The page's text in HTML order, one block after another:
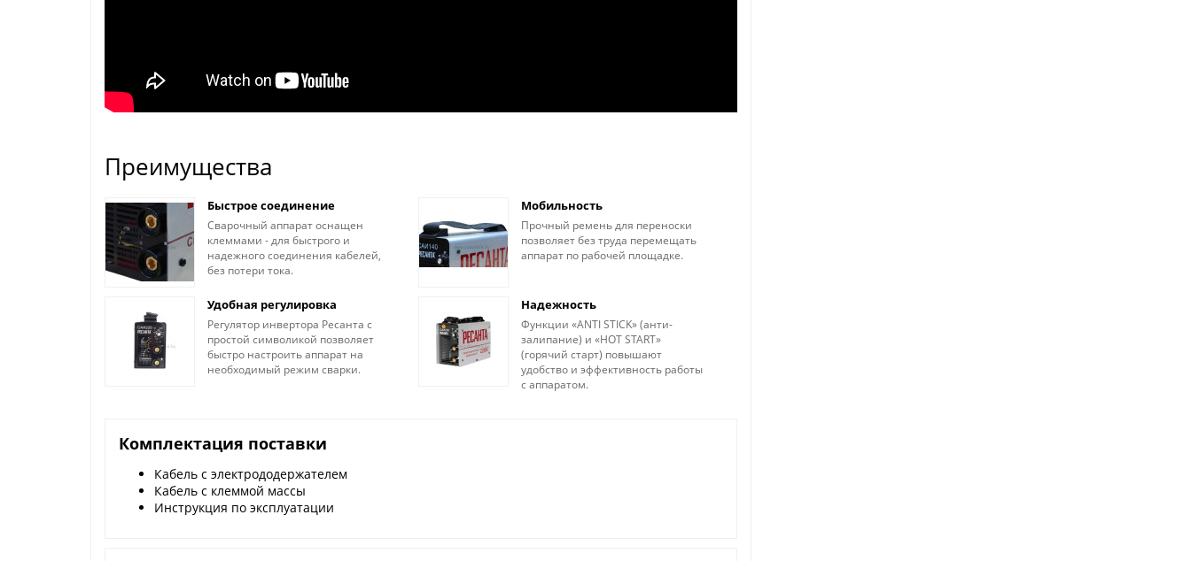
Преимущества
Быстрое соединение
Сварочный аппарат оснащен
клеммами - для быстрого и
надежного соединения кабелей,
без потери тока.
Мобильность
Прочный ремень для переноски
позволяет без труда перемещать
аппарат по рабочей площадке.
Удобная регулировка
Регулятор инвертора Ресанта с
простой символикой позволяет
быстро настроить аппарат на
необходимый режим сварки.
Надежность
Функции «ANTI STICK» (анти-
залипание) и «HOT START»
(горячий старт) повышают
удобство и эффективность работы
с аппаратом.
Комплектация поставки
Кабель с электрододержателем
Кабель с клеммой массы
Инструкция по эксплуатации